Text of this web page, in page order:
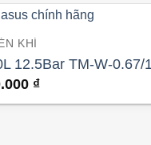
KHÍ
12.5Bar TM-W-0.67/
₫